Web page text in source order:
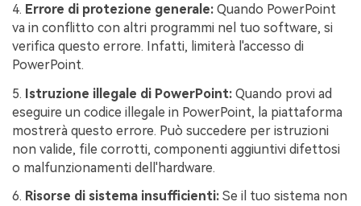
4. Errore di protezione generale: Quando PowerPoint
va in conflitto con altri programmi nel tuo software, si
verifica questo errore. Infatti, limiterà l'accesso di
PowerPoint.
5. Istruzione illegale di PowerPoint: Quando provi ad
eseguire un codice illegale in PowerPoint, la piattaforma
mostrerà questo errore. Può succedere per istruzioni
non valide, file corrotti, componenti aggiuntivi difettosi
o malfunzionamenti dell'hardware.
6. Risorse di sistema insufficienti: Se il tuo sistema non